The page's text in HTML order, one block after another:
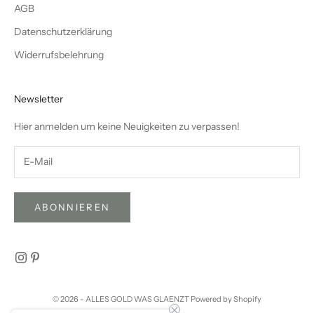
AGB
Datenschutzerklärung
Widerrufsbelehrung
Newsletter
Hier anmelden um keine Neuigkeiten zu verpassen!
ABONNIEREN
© 2026 - ALLES GOLD WAS GLAENZT Powered by Shopify